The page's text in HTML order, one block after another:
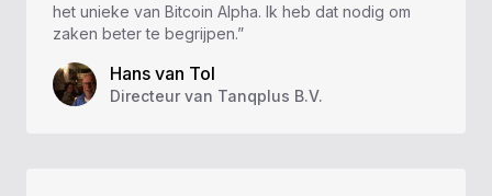
het unieke van Bitcoin Alpha. Ik heb dat nodig om
zaken beter te begrijpen.”
Hans van Tol
Directeur van Tanqplus B.V.